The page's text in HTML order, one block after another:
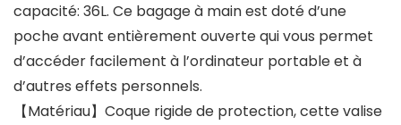
capacité: 36L. Ce bagage à main est doté d’une
poche avant entièrement ouverte qui vous permet
d’accéder facilement à l’ordinateur portable et à
d’autres effets personnels.
【Matériau】Coque rigide de protection, cette valise